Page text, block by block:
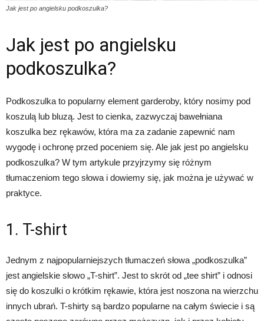
Jak jest po angielsku podkoszulka?
Jak jest po angielsku
podkoszulka?
Podkoszulka to popularny element garderoby, który nosimy pod
koszulą lub bluzą. Jest to cienka, zazwyczaj bawełniana
koszulka bez rękawów, która ma za zadanie zapewnić nam
wygodę i ochronę przed poceniem się. Ale jak jest po angielsku
podkoszulka? W tym artykule przyjrzymy się różnym
tłumaczeniom tego słowa i dowiemy się, jak można je używać w
praktyce.
1. T-shirt
Jednym z najpopularniejszych tłumaczeń słowa „podkoszulka”
jest angielskie słowo „T-shirt”. Jest to skrót od „tee shirt” i odnosi
się do koszulki o krótkim rękawie, która jest noszona na wierzchu
innych ubrań. T-shirty są bardzo popularne na całym świecie i są